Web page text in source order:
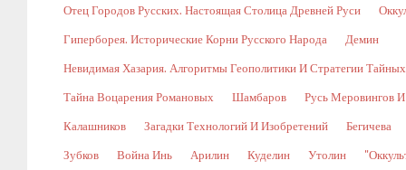
Отец Городов Русских. Настоящая Столица Древней Руси
Гиперборея. Исторические Корни Русского Народа Демин
Невидимая Хазария. Алгоритмы Геополитики И Стратегии
Тайна Воцарения Романовых Шамбаров Русь Меровингов
Калашников Загадки Технологий И Изобретений Бегичева
Зубков Война Инь Арилин Куделин Утолин